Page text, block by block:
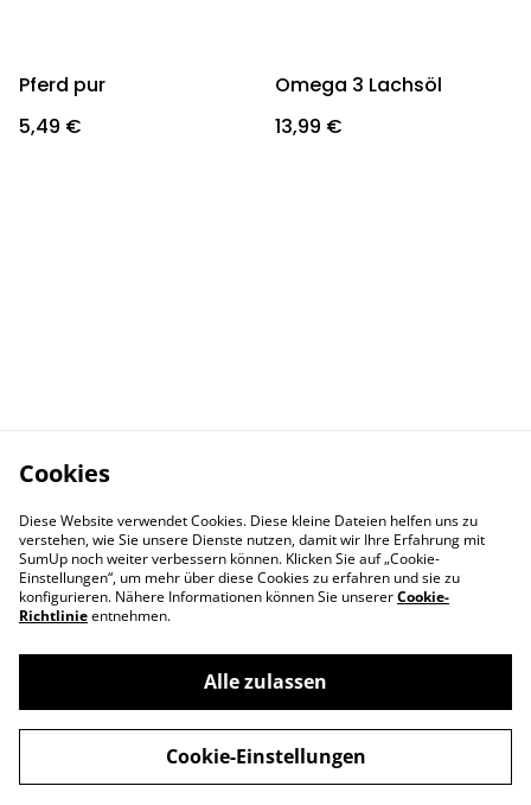
Pferd pur
5,49 €
Omega 3 Lachsöl
13,99 €
Versand und
Abholung
Zahlungsarten
Cookies
Diese Website verwendet Cookies. Diese kleine Dateien helfen uns zu
verstehen, wie Sie unsere Dienste nutzen, damit wir Ihre Erfahrung mit
SumUp noch weiter verbessern können. Klicken Sie auf „Cookie-
Einstellungen“, um mehr über diese Cookies zu erfahren und sie zu
konfigurieren. Nähere Informationen können Sie unsererCookie-
Richtlinieentnehmen.
Alle zulassen
Cookie-Einstellungen